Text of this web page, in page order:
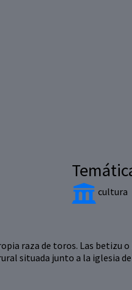
cultura
raza de toros. Las betizu
situada junto a la iglesia